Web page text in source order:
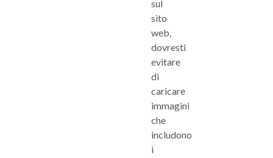
sul
sito
web,
dovresti
evitare
di
caricare
immagini
che
includono
i